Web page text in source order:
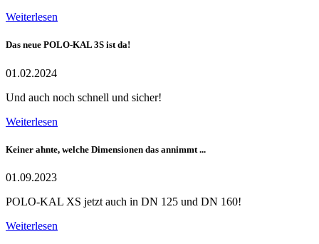
Weiterlesen
Das neue POLO-KAL 3S ist da!
01.02.2024
Und auch noch schnell und sicher!
Weiterlesen
Keiner ahnte, welche Dimensionen das annimmt ...
01.09.2023
POLO-KAL XS jetzt auch in DN 125 und DN 160!
Weiterlesen